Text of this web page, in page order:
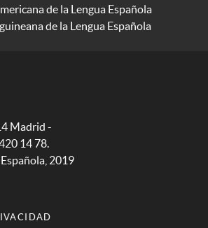
de la Lengua Española
de la Lengua Española
Madrid -
14 78.
2019